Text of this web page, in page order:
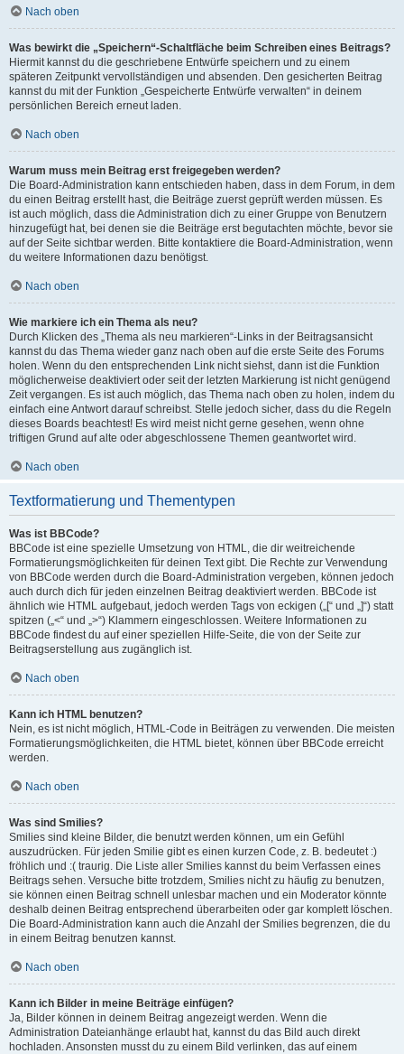
Nach oben
Was bewirkt die „Speichern“-Schaltfläche beim Schreiben eines Beitrags?
Hiermit kannst du die geschriebene Entwürfe speichern und zu einem
späteren Zeitpunkt vervollständigen und absenden. Den gesicherten Beitrag
kannst du mit der Funktion „Gespeicherte Entwürfe verwalten“ in deinem
persönlichen Bereich erneut laden.
Nach oben
Warum muss mein Beitrag erst freigegeben werden?
Die Board-Administration kann entschieden haben, dass in dem Forum, in dem
du einen Beitrag erstellt hast, die Beiträge zuerst geprüft werden müssen. Es
ist auch möglich, dass die Administration dich zu einer Gruppe von Benutzern
hinzugefügt hat, bei denen sie die Beiträge erst begutachten möchte, bevor sie
auf der Seite sichtbar werden. Bitte kontaktiere die Board-Administration, wenn
du weitere Informationen dazu benötigst.
Nach oben
Wie markiere ich ein Thema als neu?
Durch Klicken des „Thema als neu markieren“-Links in der Beitragsansicht
kannst du das Thema wieder ganz nach oben auf die erste Seite des Forums
holen. Wenn du den entsprechenden Link nicht siehst, dann ist die Funktion
möglicherweise deaktiviert oder seit der letzten Markierung ist nicht genügend
Zeit vergangen. Es ist auch möglich, das Thema nach oben zu holen, indem du
einfach eine Antwort darauf schreibst. Stelle jedoch sicher, dass du die Regeln
dieses Boards beachtest! Es wird meist nicht gerne gesehen, wenn ohne
triftigen Grund auf alte oder abgeschlossene Themen geantwortet wird.
Nach oben
Textformatierung und Thementypen
Was ist BBCode?
BBCode ist eine spezielle Umsetzung von HTML, die dir weitreichende
Formatierungsmöglichkeiten für deinen Text gibt. Die Rechte zur Verwendung
von BBCode werden durch die Board-Administration vergeben, können jedoch
auch durch dich für jeden einzelnen Beitrag deaktiviert werden. BBCode ist
ähnlich wie HTML aufgebaut, jedoch werden Tags von eckigen („[“ und „]“) statt
spitzen („<“ und „>“) Klammern eingeschlossen. Weitere Informationen zu
BBCode findest du auf einer speziellen Hilfe-Seite, die von der Seite zur
Beitragserstellung aus zugänglich ist.
Nach oben
Kann ich HTML benutzen?
Nein, es ist nicht möglich, HTML-Code in Beiträgen zu verwenden. Die meisten
Formatierungsmöglichkeiten, die HTML bietet, können über BBCode erreicht
werden.
Nach oben
Was sind Smilies?
Smilies sind kleine Bilder, die benutzt werden können, um ein Gefühl
auszudrücken. Für jeden Smilie gibt es einen kurzen Code, z. B. bedeutet :)
fröhlich und :( traurig. Die Liste aller Smilies kannst du beim Verfassen eines
Beitrags sehen. Versuche bitte trotzdem, Smilies nicht zu häufig zu benutzen,
sie können einen Beitrag schnell unlesbar machen und ein Moderator könnte
deshalb deinen Beitrag entsprechend überarbeiten oder gar komplett löschen.
Die Board-Administration kann auch die Anzahl der Smilies begrenzen, die du
in einem Beitrag benutzen kannst.
Nach oben
Kann ich Bilder in meine Beiträge einfügen?
Ja, Bilder können in deinem Beitrag angezeigt werden. Wenn die
Administration Dateianhänge erlaubt hat, kannst du das Bild auch direkt
hochladen. Ansonsten musst du zu einem Bild verlinken, das auf einem